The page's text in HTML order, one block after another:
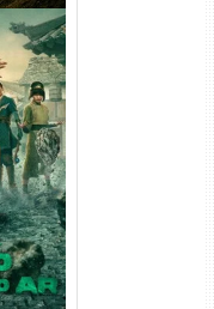
do
Dual